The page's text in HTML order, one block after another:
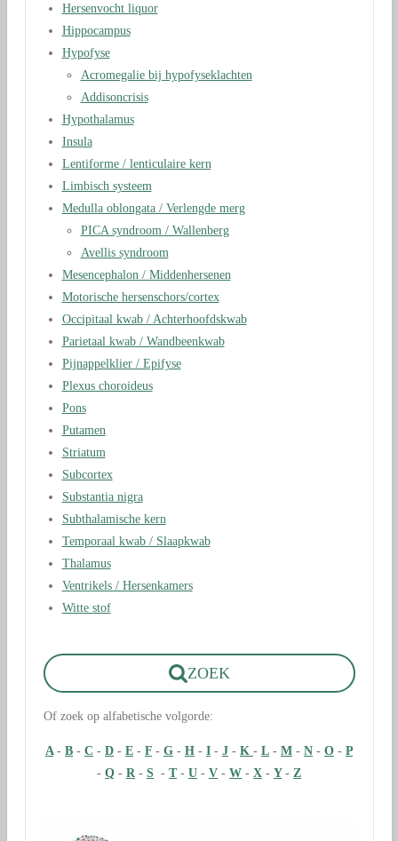
Hersenvocht liquor
Hippocampus
Hypofyse
Acromegalie bij hypofyseklachten
Addisoncrisis
Hypothalamus
Insula
Lentiforme / lenticulaire kern
Limbisch systeem
Medulla oblongata / Verlengde merg
PICA syndroom / Wallenberg
Avellis syndroom
Mesencephalon / Middenhersenen
Motorische hersenschors/cortex
Occipitaal kwab / Achterhoofdskwab
Parietaal kwab / Wandbeenkwab
Pijnappelklier / Epifyse
Plexus choroideus
Pons
Putamen
Striatum
Subcortex
Substantia nigra
Subthalamische kern
Temporaal kwab / Slaapkwab
Thalamus
Ventrikels / Hersenkamers
Witte stof
ZOEK
Of zoek op alfabetische volgorde:
A - B - C - D - E - F - G - H - I - J - K - L - M - N - O - P
- Q - R - S - T- U - V - W - X - Y- Z